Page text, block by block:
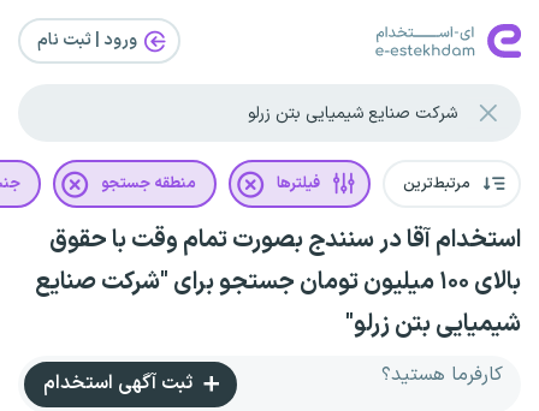
ورود | ثبت‌ نام
مرتبط‌ترین فیلترها منطقه جستجو
استخدام آقا در سنندج بصورت تمام وقت با حقوق
بالای ۱۰۰ میلیون تومان جستجو برای "شرکت صنایع
شیمیایی بتن زرلو"
کارفرما هستید؟ ثبت آگهی استخدام